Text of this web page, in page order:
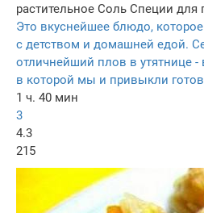
растительное Соль Специи для
Это вкуснейшее блюдо,
с детством и домашней едой.
отличнейший плов в утятнице -
в которой мы и привыкли
1 ч. 40 мин
3
4.3
215